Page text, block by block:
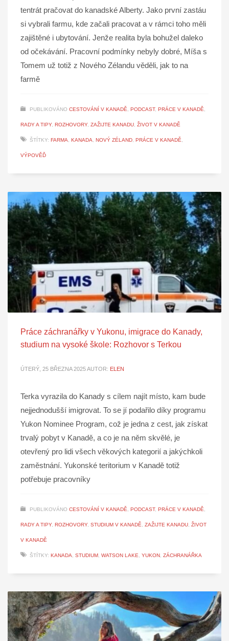
tentrát pračovat do kanadské Alberty. Jako první zastáu
si vybrali farmu, kde začali pracovat a v rámci toho měli
zajištěné i ubytování. Jenže realita byla bohužel daleko
od očekávání. Pracovní podmínky nebyly dobré, Míša s
Tomem už totiž z Nového Zélandu věděli, jak to na
farmě
PUBLIKOVÁNO CESTOVÁNÍ V KANADĚ, PODCAST, PRÁCE V KANADĚ,
RADY A TIPY, ROZHOVORY, ZAŽIJTE KANADU, ŽIVOT V KANADĚ
ŠTÍTKY: FARMA, KANADA, NOVÝ ZÉLAND, PRÁCE V KANADĚ,
VÝPOVĚĎ
Práce záchranářky v Yukonu, imigrace do Kanady,
studium na vysoké škole: Rozhovor s Terkou
ÚTERÝ, 25 BŘEZNA 2025AUTOR: ELEN
Terka vyrazila do Kanady s cílem najít místo, kam bude
nejjednodušší imigrovat. To se jí podařilo díky programu
Yukon Nominee Program, což je jedna z cest, jak získat
trvalý pobyt v Kanadě, a co je na něm skvělé, je
otevřený pro lidi všech věkových kategorií a jakýchkoli
zaměstnání. Yukonské teritorium v Kanadě totiž
potřebuje pracovníky
PUBLIKOVÁNO CESTOVÁNÍ V KANADĚ, PODCAST, PRÁCE V KANADĚ,
RADY A TIPY, ROZHOVORY, STUDIUM V KANADĚ, ZAŽIJTE KANADU, ŽIVOT
V KANADĚ
ŠTÍTKY: KANADA, STUDIUM, WATSON LAKE, YUKON, ZÁCHRANÁŘKA